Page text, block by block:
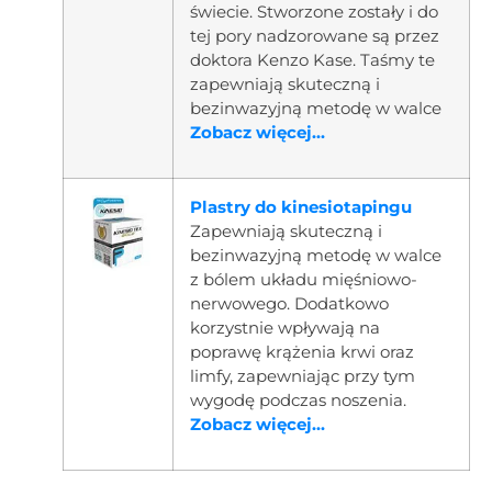
świecie. Stworzone zostały i do
tej pory nadzorowane są przez
doktora Kenzo Kase. Taśmy te
zapewniają skuteczną i
bezinwazyjną metodę w walce
Zobacz więcej...
Plastry do kinesiotapingu
Zapewniają skuteczną i
bezinwazyjną metodę w walce
z bólem układu mięśniowo-
nerwowego. Dodatkowo
korzystnie wpływają na
poprawę krążenia krwi oraz
limfy, zapewniając przy tym
wygodę podczas noszenia.
Zobacz więcej...